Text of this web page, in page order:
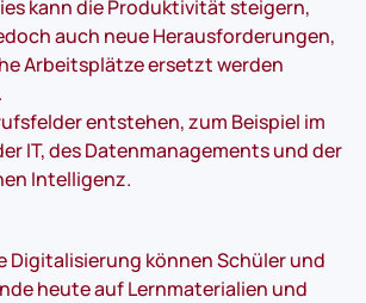
kann die Produktivität steigern,
auch neue Herausforderungen,
Arbeitsplätze ersetzt werden
entstehen, zum Beispiel im
IT, des Datenmanagements und der
Intelligenz.
Digitalisierung können Schüler und
heute auf Lernmaterialien und